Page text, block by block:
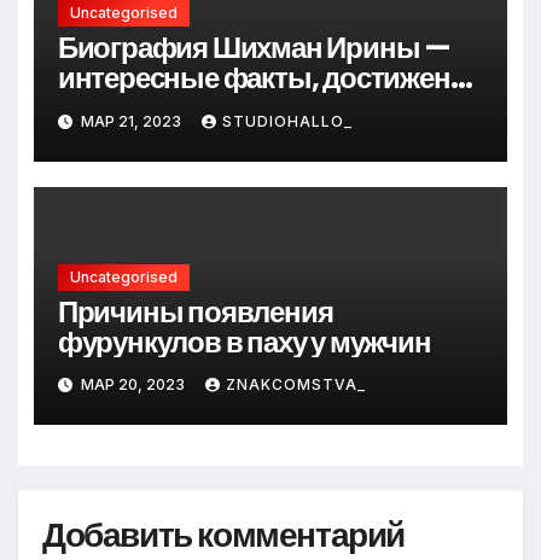
Uncategorised
Биография Шихман Ирины —
интересные факты, достижения
и путь к успеху
МАР 21, 2023 STUDIOHALLO_
Uncategorised
Причины появления
фурункулов в паху у мужчин
МАР 20, 2023 ZNAKCOMSTVA_
Добавить комментарий